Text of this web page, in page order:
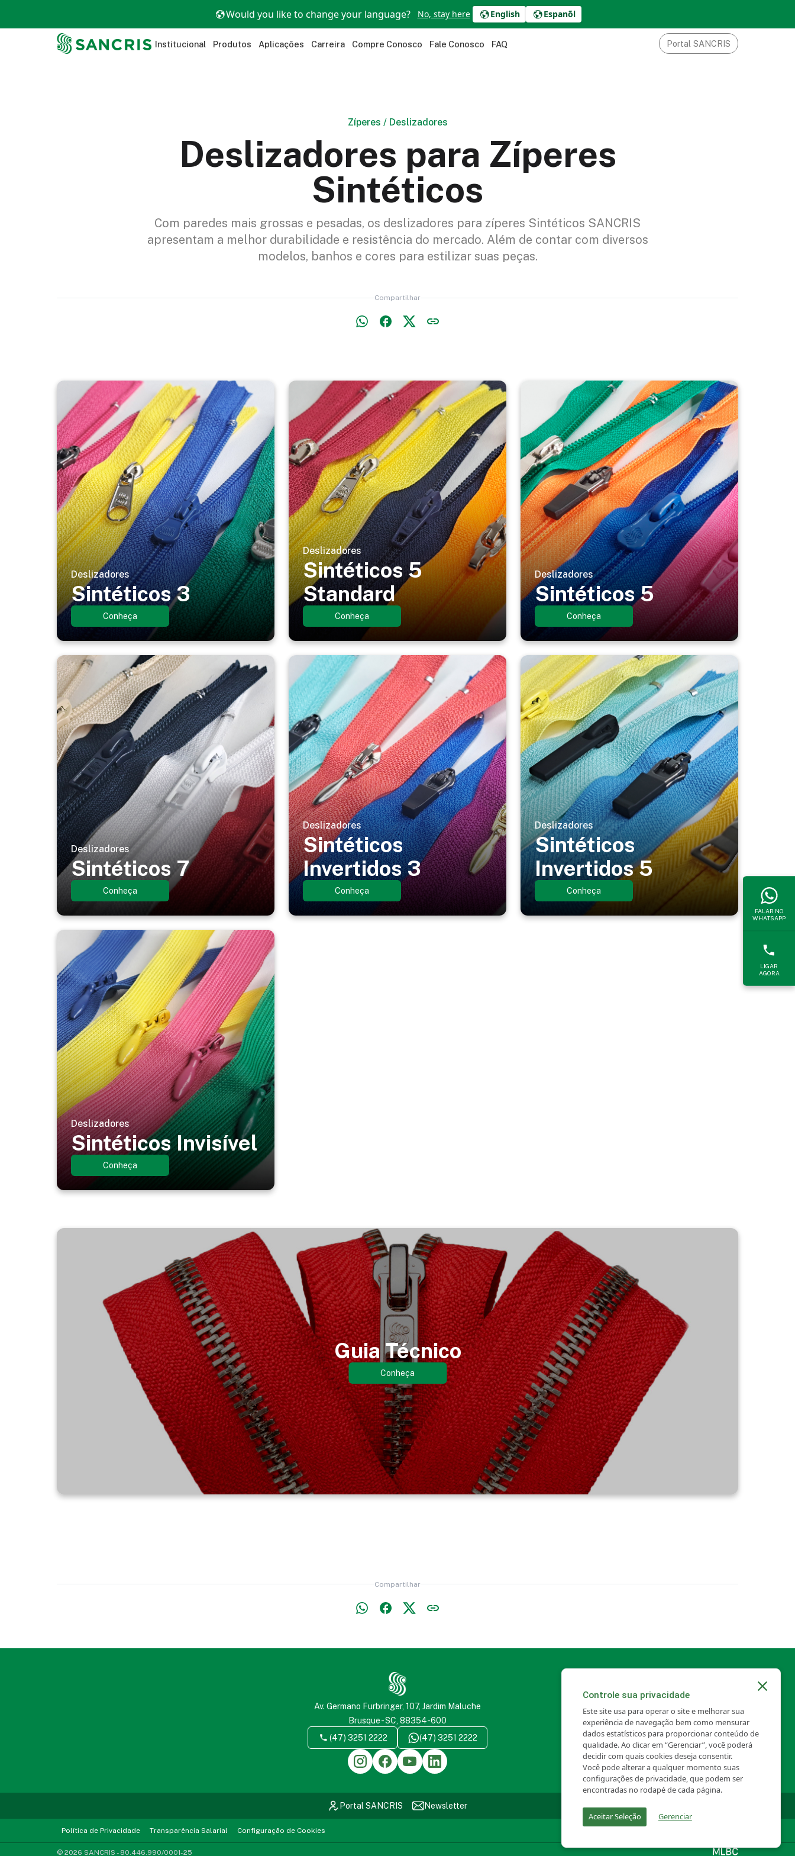
Would you like to change your language? No, stay here English Espanõl
Institucional Produtos Aplicações Carreira Compre Conosco Fale Conosco FAQ Portal SANCRIS
Zíperes / Deslizadores
Deslizadores para Zíperes
Sintéticos
Com paredes mais grossas e pesadas, os deslizadores para zíperes Sintéticos SANCRIS
apresentam a melhor durabilidade e resistência do mercado. Além de contar com diversos
modelos, banhos e cores para estilizar suas peças.
Compartilhar
Deslizadores
Sintéticos 3
Conheça
Deslizadores
Sintéticos 5
Standard
Conheça
Deslizadores
Sintéticos 5
Conheça
Deslizadores
Sintéticos 7
Conheça
Deslizadores
Sintéticos
Invertidos 3
Conheça
Deslizadores
Sintéticos
Invertidos 5
Conheça
Deslizadores
Sintéticos Invisível
Conheça
Guia Técnico
Conheça
Compartilhar
Av. Germano Furbringer, 107, Jardim Maluche
Brusque - SC, 88354-600
(47) 3251 2222
(47) 3251 2222
Portal SANCRIS Newsletter
Política de Privacidade Transparência Salarial Configuração de Cookies
© 2026 SANCRIS - 80.446.990/0001-25
FALAR NO
WHATSAPP
LIGAR
AGORA
Controle sua privacidade
Este site usa para operar o site e melhorar sua
experiência de navegação bem como mensurar
dados estatísticos para proporcionar conteúdo de
qualidade. Ao clicar em “Gerenciar”, você poderá
decidir com quais cookies deseja consentir.
Você pode alterar a qualquer momento suas
configurações de privacidade, que podem ser
encontradas no rodapé de cada página.
Aceitar Seleção Gerenciar